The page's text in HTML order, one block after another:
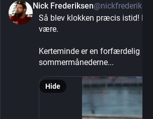
Nick Frederiksen@nickfrederiksen
Så blev klokken præcis istid!
være.
Kerteminde er en forfærdelig by
sommermånederne...
Hide